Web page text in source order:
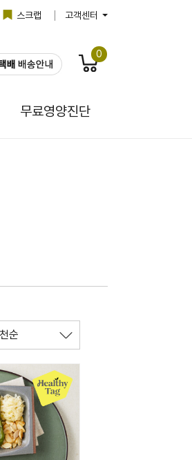
스크랩 고객센터
0
무료영양진단